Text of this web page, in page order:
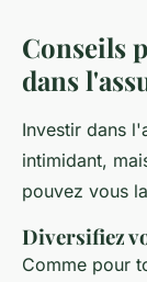
Conseils
dans
Investir dans
intimidant,
pouvez vous
Diversifiez
Comme pour